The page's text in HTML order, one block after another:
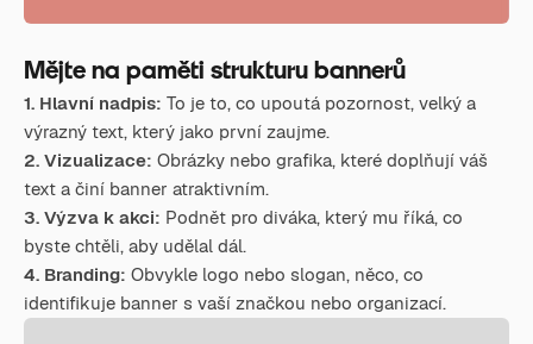
Mějte na paměti strukturu bannerů
1. Hlavní nadpis: To je to, co upoutá pozornost, velký a
výrazný text, který jako první zaujme.
2. Vizualizace: Obrázky nebo grafika, které doplňují váš
text a činí banner atraktivním.
3. Výzva k akci: Podnět pro diváka, který mu říká, co
byste chtěli, aby udělal dál.
4. Branding: Obvykle logo nebo slogan, něco, co
identifikuje banner s vaší značkou nebo organizací.